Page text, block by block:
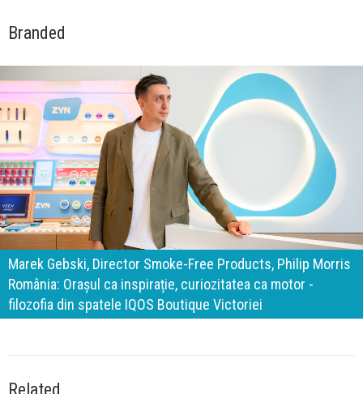
Branded
140 de ani de Mercedes-Benz. Ramona Pîrlog: Cel mai
important „test al timpului” este să inovăm constant, dar
cu aceeași responsabilitate față de oameni, siguranță și
calitate
Related